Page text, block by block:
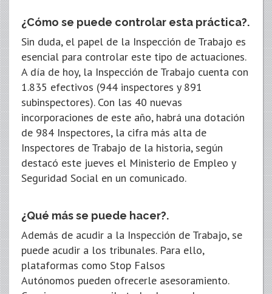
¿Cómo se puede controlar esta práctica?.
Sin duda, el papel de la Inspección de Trabajo es
esencial para controlar este tipo de actuaciones.
A día de hoy, la Inspección de Trabajo cuenta con
1.835 efectivos (944 inspectores y 891
subinspectores). Con las 40 nuevas
incorporaciones de este año, habrá una dotación
de 984 Inspectores, la cifra más alta de
Inspectores de Trabajo de la historia, según
destacó este jueves el Ministerio de Empleo y
Seguridad Social en un comunicado.
¿Qué más se puede hacer?.
Además de acudir a la Inspección de Trabajo, se
puede acudir a los tribunales. Para ello,
plataformas como Stop Falsos
Autónomos pueden ofrecerle asesoramiento.